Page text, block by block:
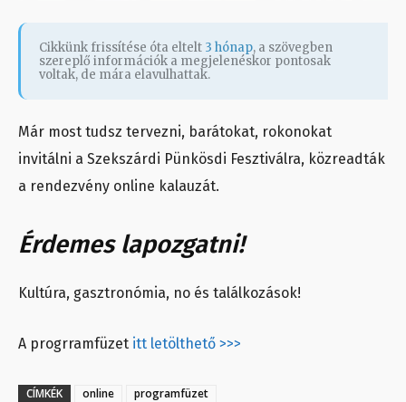
Cikkünk frissítése óta eltelt 3 hónap, a szövegben
szereplő információk a megjelenéskor pontosak
voltak, de mára elavulhattak.
Már most tudsz tervezni, barátokat, rokonokat
invitálni a Szekszárdi Pünkösdi Fesztiválra, közreadták
a rendezvény online kalauzát.
Érdemes lapozgatni!
Kultúra, gasztronómia, no és találkozások!
A progrramfüzet itt letölthető >>>
CÍMKÉK online
programfüzet